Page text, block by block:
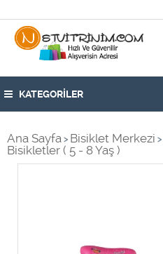
KATEGORİLER
Ana Sayfa > Bisiklet Merkezi >
Bisikletler ( 5 - 8 Yaş )